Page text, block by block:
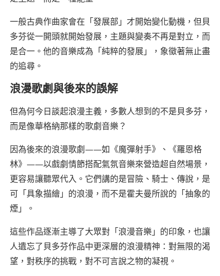
一般古典作曲家會在「發展部」才開始變化動機，但貝
多芬從一開頭就開始發展，主題與變奏不再是對立，而
是合一。他的音樂成為「純粹的發展」，象徵著無止盡
的追尋。
浪漫歌劇與後來的誤解
但為何今日談起浪漫主義，多數人想到的不是貝多芬，
而是像華格納那樣的歌劇音樂？
因為後來的浪漫歌劇——如《魔彈射手》、《羅恩格
林》——以戲劇情節搭配氣氛音樂來營造超自然場景，
更容易讓聽眾代入。它們講的是冒險、騎士、傳說，是
可「具象描繪」的浪漫，而不是霍夫曼所說的「抽象的
煙」。
這些作品逐漸主導了大眾對「浪漫音樂」的印象，也讓
人遺忘了貝多芬作品中更深層的浪漫精神：對無限的渴
望，對秩序的挑戰，對不可言說之物的凝視。